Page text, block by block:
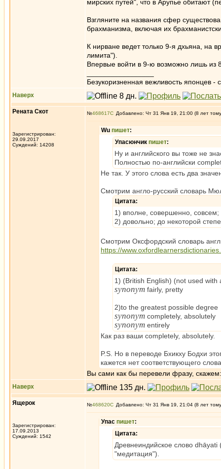
мирских путей", что в Арупье обитают
Взгляните на названия сфер
брахманизма, включая их
К нирване ведет только 9-я дхьяна, на
лимита").
Впервые войти в 9-ю возможно лишь из
Безукоризненная вежливость японцев -
Наверх
Рената Скот
Зарегистрирован:
29.09.2017
Суждений: 14208
№468617 Добавлено: Чт 31 Янв 19, 21:00 (8 лет
Wu пишет:
Упасюнчик пишет:
Ну и английского вы тоже не
Полностью по-английски
Не так. У этого слова есть два
Смотрим англо-русский словарь
Цитата:
1) вполне, совершенно,
2) довольно; до некоторой
Смотрим Оксфордский словарь
https://
Цитата:
1) (British English) (not used
synonym fairly, pretty
2)to the greatest possible degree
synonym completely, absolutely
synonym entirely
Как раз ваши completely, absolutely.
P.S. Но в переводе Бхикху Бодхи
кажется нет соответствующего
Вы сами как бы перевели фразу,
Наверх
Ящерок
Зарегистрирован:
17.09.2013
Суждений: 1542
№468620 Добавлено: Чт 31 Янв 19, 21:04 (8 лет
Упас пишет:
Цитата:
Древнеиндийское слово dhāyati
"медитация").